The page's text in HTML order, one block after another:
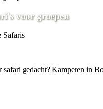
voor groepen
safari gedacht? Kamperen in